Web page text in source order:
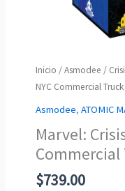
Inicio /Asmodee /
NYC Commercial
Asmodee,ATOMIC
Marvel:
Commercial
$739.00